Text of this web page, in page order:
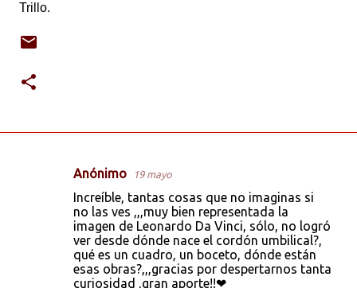
Trillo.
Anónimo 19 mayo
Increíble, tantas cosas que no imaginas si
no las ves ,,,muy bien representada la
imagen de Leonardo Da Vinci, sólo, no logró
ver desde dónde nace el cordón umbilical?,
qué es un cuadro, un boceto, dónde están
esas obras?,,,gracias por despertarnos tanta
curiosidad ,gran aporte!!❤